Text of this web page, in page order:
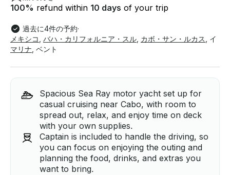
100% refund within 10 days of your trip
過去に4件の予約·
メキシコ バハ・カリフォルニア・スル カボ・サン・ルカス
マリナ
イ
ベント
Spacious Sea Ray motor yacht set up for
casual cruising near Cabo, with room to
spread out, relax, and enjoy time on deck
with your own supplies.
Captain is included to handle the driving, so
you can focus on enjoying the outing and
planning the food, drinks, and extras you
want to bring.